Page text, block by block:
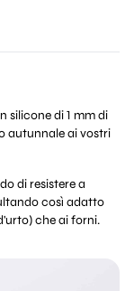
silicone di 1 mm di
autunnale ai vostri
di resistere a
così adatto
che ai forni.